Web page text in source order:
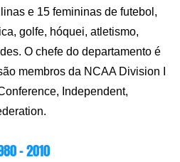
e 15 femininas de futebol,
golfe, hóquei, atletismo,
O chefe do departamento é
membros da NCAA Division I
Independent,
– 2010